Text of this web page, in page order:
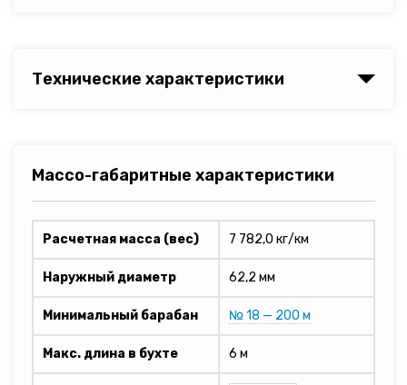
Технические характеристики
Массо-габаритные характеристики
Расчетная масса (вес) 7 782,0 кг/км
Наружный диаметр 62,2 мм
Минимальный барабан № 18 — 200 м
Макс. длина в бухте 6 м